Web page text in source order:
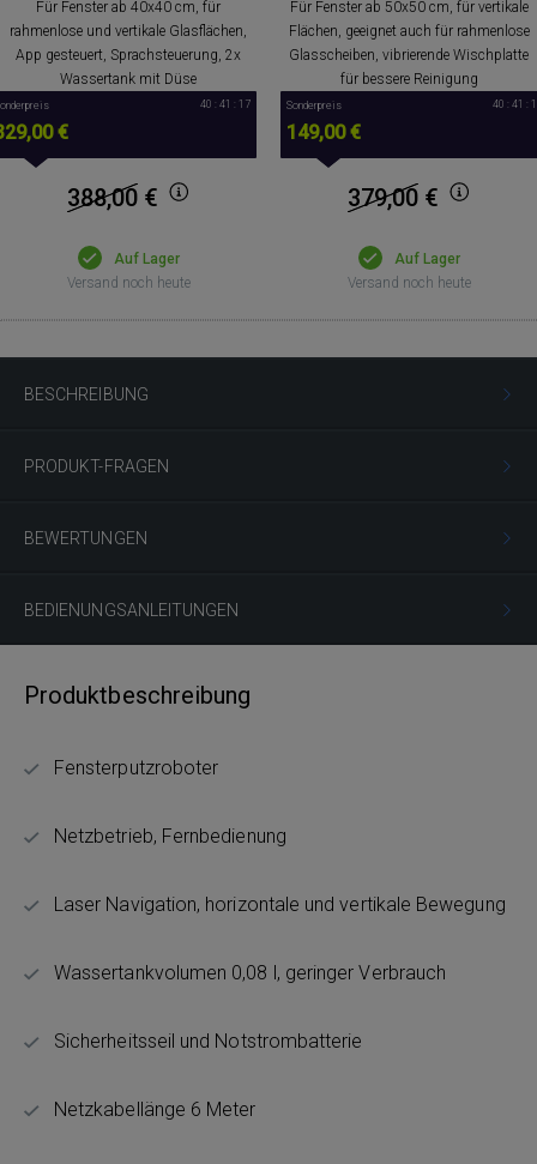
Für Fenster ab 40x40 cm, für
rahmenlose und vertikale Glasflächen,
App gesteuert, Sprachsteuerung, 2x
Wassertank mit Düse
€
40 : 41 : 16
388,00 €
Auf Lager
Versand noch heute
Für Fenster ab 50x50 cm, für vertikale
Flächen, geeignet auch für rahmenlose
Glasscheiben, vibrierende Wischplatte
für bessere Reinigung
Sonderpreis
149,00 €
40 : 41 :
379,00 €
Auf Lager
Versand noch heute
BESCHREIBUNG
PRODUKT-FRAGEN
BEWERTUNGEN
BEDIENUNGSANLEITUNGEN
Produktbeschreibung
Fensterputzroboter
Netzbetrieb, Fernbedienung
Laser Navigation, horizontale und vertikale Bewegung
Wassertankvolumen 0,08 l, geringer Verbrauch
Sicherheitsseil und Notstrombatterie
Netzkabellänge 6 Meter